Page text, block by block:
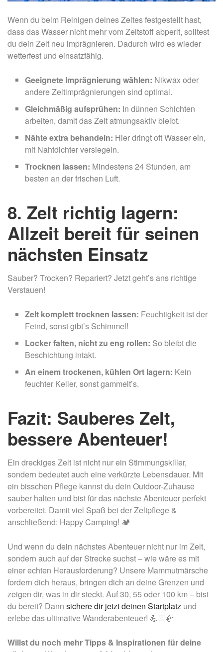
Wenn du beim Reinigen deines Zeltes festgestellt hast,
dass das Wasser nicht mehr vom Zeltstoff abperlt, solltest
du dein Zelt neu imprägnieren. Dadurch wird es wieder
wetterfest und einsatzfähig.
Geeignete Imprägnierung wählen: Nikwax oder
andere Zeltimprägnierungen sind optimal.
Gleichmäßig aufsprühen: In dünnen Schichten
arbeiten, damit das Zelt atmungsaktiv bleibt.
Nähte extra behandeln: Hier dringt oft Wasser ein,
mit Nahtdichter versiegeln.
Trocknen lassen: Mindestens 24 Stunden, am
besten an der frischen Luft.
8. Zelt richtig lagern:
Allzeit bereit für seinen
nächsten Einsatz
Sauber? Trocken? Repariert? Jetzt geht’s ans richtige
Verstauen!
Zelt komplett trocknen lassen: Feuchtigkeit ist der
Feind, sonst gibt’s Schimmel!
Locker falten, nicht zu eng rollen: So bleibt die
Beschichtung intakt.
An einem trockenen, kühlen Ort lagern: Kein
feuchter Keller, sonst gammelt’s.
Fazit: Sauberes Zelt,
bessere Abenteuer!
Ein dreckiges Zelt ist nicht nur ein Stimmungskiller,
sondern bedeutet auch eine verkürzte Lebensdauer. Mit
ein bisschen Pflege kannst du dein Outdoor-Zuhause
sauber halten und bist für das nächste Abenteuer perfekt
vorbereitet. Damit viel Spaß bei der Zeltpflege &
anschließend: Happy Camping! 🏕️
Und wenn du dein nächstes Abenteuer nicht nur im Zelt,
sondern auch auf der Strecke suchst – wie wäre es mit
einer echten Herausforderung? Unsere Mammutmärsche
fordern dich heraus, bringen dich an deine Grenzen und
zeigen dir, was in dir steckt. Auf 30, 55 oder 100 km – bist
du bereit? Dann sichere dir jetzt deinen Startplatz und
erlebe das ultimative Wanderabenteuer! 💪🏼🦣
Willst du noch mehr Tipps & Inspirationen für deine